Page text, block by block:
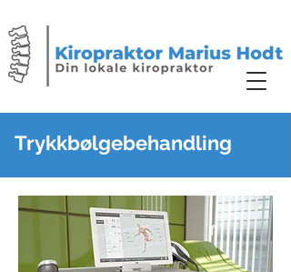
Trykkbølgebehandling